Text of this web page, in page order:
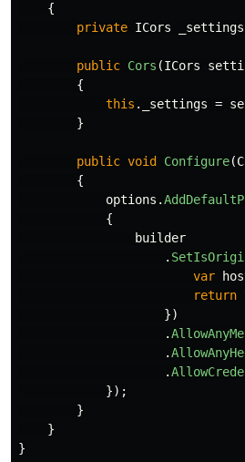
{
private ICors _settings
public Cors (ICors
{
this . _settings =
}
public void Configure(
{
options .
{
builder
.
var
return
})
.
.
.
});
}
}
}